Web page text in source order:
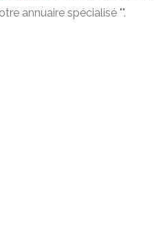
annuaire spécialisé "".